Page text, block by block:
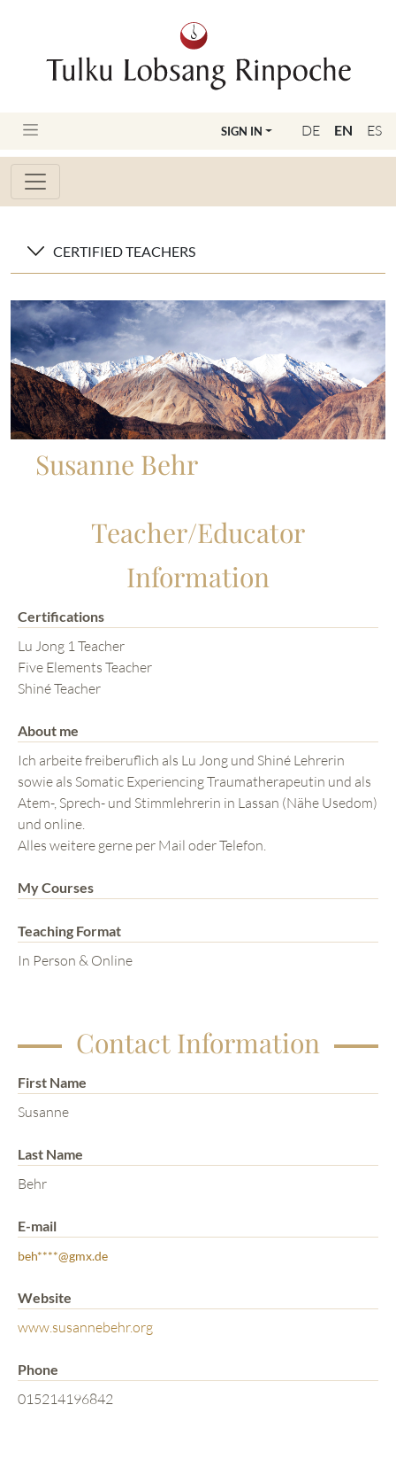
DE EN ES
SIGN IN
CERTIFIED TEACHERS
Susanne Behr
Teacher/Educator
Information
Certifications
Lu Jong 1 Teacher
Five Elements Teacher
Shiné Teacher
About me
Ich arbeite freiberuflich als Lu Jong und Shiné Lehrerin
sowie als Somatic Experiencing Traumatherapeutin und als
Atem-, Sprech- und Stimmlehrerin in Lassan (Nähe Usedom)
und online.
Alles weitere gerne per Mail oder Telefon.
My Courses
Teaching Format
In Person & Online
Contact Information
First Name
Susanne
Last Name
Behr
E-mail
beh****@gmx.de
Website
www.susannebehr.org
Phone
015214196842